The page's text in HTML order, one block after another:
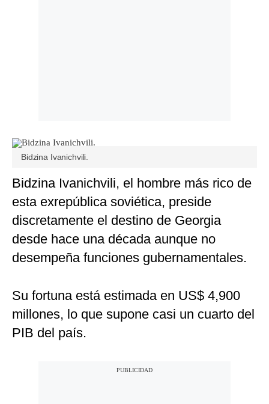
Bidzina Ivanichvili.
Bidzina Ivanichvili, el hombre más rico de
esta exrepública soviética, preside
discretamente el destino de Georgia
desde hace una década aunque no
desempeña funciones gubernamentales.
Su fortuna está estimada en US$ 4,900
millones, lo que supone casi un cuarto del
PIB del país.